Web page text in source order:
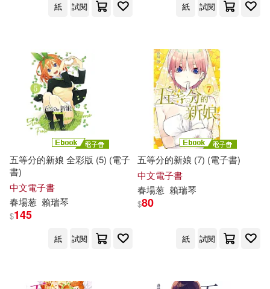
紙 試閱 紙 試閱
五等分的新娘 全彩版 (5) (電子
書)
中文電子書
春場葱 賴瑞琴
$145
紙 試閱
五等分的新娘 (7) (電子書)
中文電子書
春場葱 賴瑞琴
$80
紙 試閱